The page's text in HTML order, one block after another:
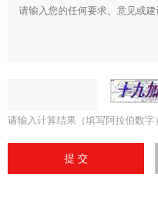
请输入计算结果（填写阿拉伯数字